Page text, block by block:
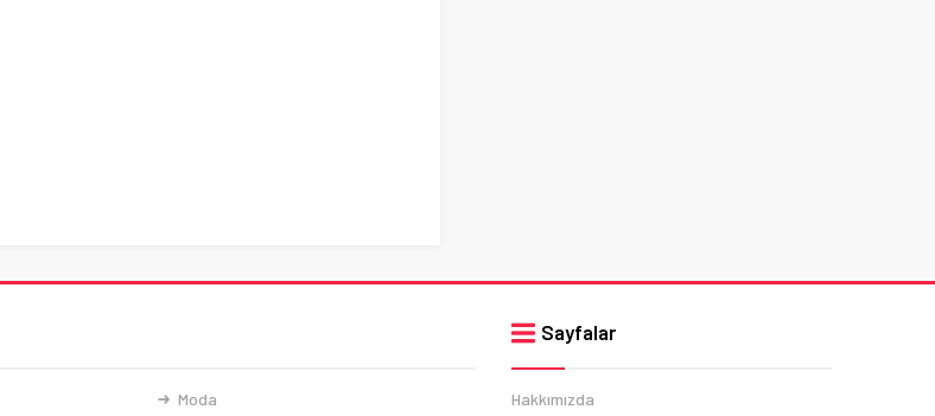
Moda
Sayfalar
Hakkımızda